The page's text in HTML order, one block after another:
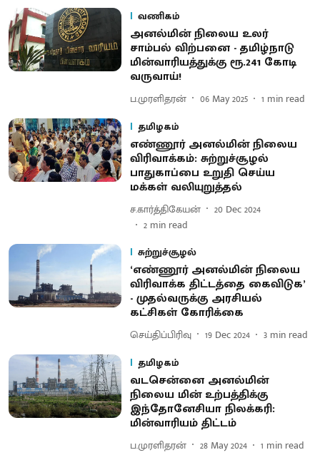
வணிகம்
அனல்மின் நிலைய உலர்
சாம்பல் விற்பனை - தமிழ்நாடு
மின்வாரியத்துக்கு ரூ.241 கோடி
வருவாய்!
ப.முரளிதரன் 06 May 2025 1 min read
தமிழகம்
எண்ணூர் அனல்மின் நிலைய
விரிவாக்கம்: சுற்றுச்சூழல்
பாதுகாப்பை உறுதி செய்ய
மக்கள் வலியுறுத்தல்
ச.கார்த்திகேயன்
20 Dec 2024
2 min read
சுற்றுச்சூழல்
‘எண்ணூர் அனல்மின் நிலைய
விரிவாக்க திட்டத்தை கைவிடுக’
- முதல்வருக்கு அரசியல்
கட்சிகள் கோரிக்கை
செய்திப்பிரிவு 19 Dec 2024 3 min read
தமிழகம்
வடசென்னை அனல்மின்
நிலைய மின் உற்பத்திக்கு
இந்தோனேசியா நிலக்கரி:
மின்வாரியம் திட்டம்
ப.முரளிதரன் 28 May 2024 1 min read